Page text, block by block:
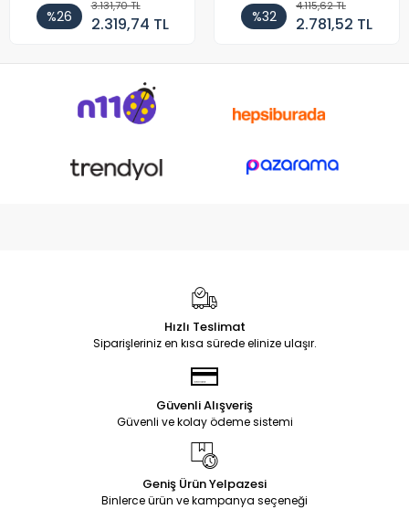
%26
3.131,70 TL
2.319,74 TL %32
4.115,62 TL
2.781,52 TL
Hızlı Teslimat
Siparişleriniz en kısa sürede elinize ulaşır.
Güvenli Alışveriş
Güvenli ve kolay ödeme sistemi
Geniş Ürün Yelpazesi
Binlerce ürün ve kampanya seçeneği